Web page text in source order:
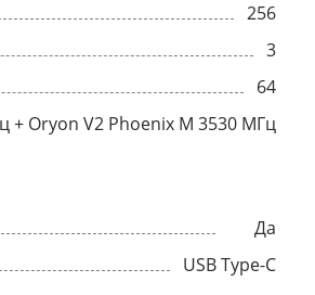
256
3
64
+ Oryon V2 Phoenix M 3530 МГц
Да
USB Type-C